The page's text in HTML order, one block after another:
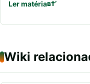
Ler matéria
Wiki